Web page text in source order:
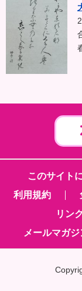
このサイト
利用規約
リン
メールマガ